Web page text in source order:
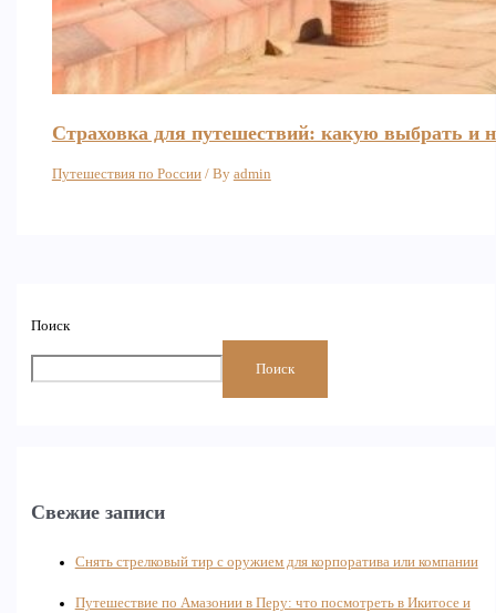
Поиск
Поиск
Свежие записи
Снять стрелковый тир с оружием для корпоратива или компании
Путешествие по Амазонии в Перу: что посмотреть в Икитосе и
Страховка для путешествий: какую выбрать и
Путешествия по России/ By admin